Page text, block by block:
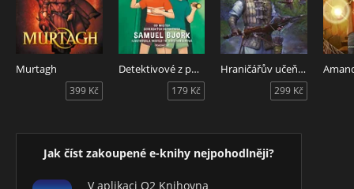
Murtagh
399 Kč
Detektivové z půdy - Záhada ztracených psů
179 Kč
Hraničářův učeň - Kniha osmnáctá - Léčka u Sorata
299 Kč
Jak číst zakoupené e-knihy nejpohodlněji?
V aplikaci O2 Knihovna